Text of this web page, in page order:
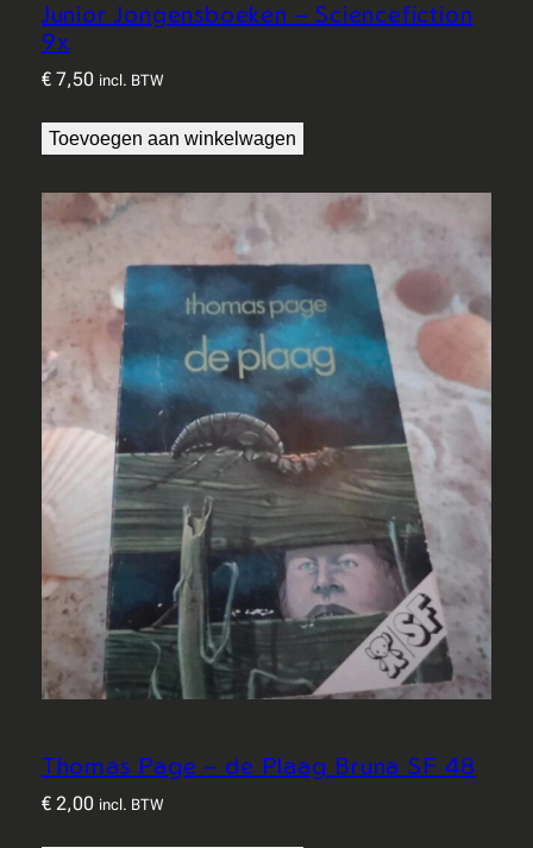
Junior Jongensboeken – Sciencefiction
9x
€7,50 incl. BTW
Toevoegen aan winkelwagen
Thomas Page – de Plaag Bruna SF 48
€2,00 incl. BTW